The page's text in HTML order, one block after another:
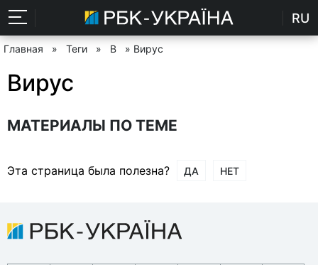
RU
Главная » Теги » В » Вирус
Вирус
МАТЕРИАЛЫ ПО ТЕМЕ
Эта страница была полезна? ДА НЕТ